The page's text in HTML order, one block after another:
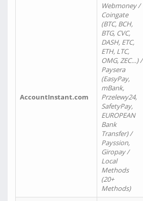
AccountInstant.com
Webmoney /
Coingate
(BTC, BCH,
BTG, CVC,
DASH, ETC,
ETH, LTC,
OMG, ZEC…) /
Paysera
(EasyPay,
mBank,
Przelewy24,
SafetyPay,
EUROPEAN
Bank
Transfer) /
Payssion,
Giropay /
Local
Methods
(20+
Methods)